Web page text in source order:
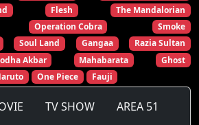
Flesh
The Mandalorian
Operation Cobra
Smoke
Soul Land Gangaa
Razia Sultan
Akbar Mahabarata
Ghost
One Piece Fauji
TV SHOW
AREA 51